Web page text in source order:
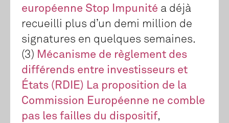
européenne Stop Impunité a déjà
recueilli plus d’un demi million de
signatures en quelques semaines.
(3) Mécanisme de règlement des
différends entre investisseurs et
États (RDIE) La proposition de la
Commission Européenne ne comble
pas les failles du dispositif,